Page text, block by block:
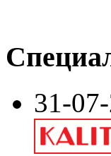
31-